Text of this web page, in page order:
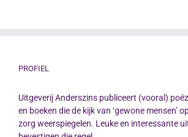
PROFIEL
Uitgeverij Anderszins publiceert (vooral)
en boeken die de kijk van ‘gewone mensen’
zorg weerspiegelen. Leuke en interessante